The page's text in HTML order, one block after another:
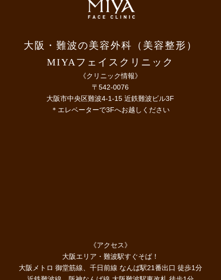
大阪・難波の美容外科（美容整形）
MIYAフェイスクリニック
《クリニック情報》
〒542-0076
大阪市中央区難波4-1-15 近鉄難波ビル3F
＊エレベーターで3Fへお越しください
《アクセス》
大阪エリア・難波駅すぐそば！
大阪メトロ 御堂筋線、千日前線 なんば駅21番出口 徒歩1分